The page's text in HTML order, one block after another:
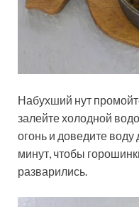
Набухший нут
залейте холодной
огонь и доведите
минут, чтобы
разварились.